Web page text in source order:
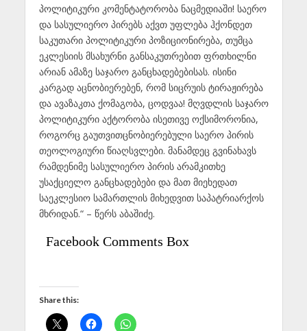
პოლიტიკური კომენტატორობა ნაცმედიაში! საერო
და სასულიერო პირებს აქვთ უფლება ჰქონდეთ
საკუთარი პოლიტიკური პოზიციონირება, თუმცა
ეკლესიის მსახურნი განსაკუთრებით ფრთხილნი
არიან ამაზე საჯარო განცხადებებისას. ისინი
კარგად აცნობიერებენ, რომ სიცრუის ტირაჟირება
და ავაზაკთა ქომაგობა, ცოდვაა! მღვდლის საჯარო
პოლიტიკური აქტორობა ისეთივე ოქსიმორონია,
როგორც გაუთვითცნობიერებული საერო პირის
თეოლოგიური წიაღსვლები. მანამდეც გვინახავს
რამდენიმე სასულიერო პირის არამკითხე
უსაქციელო განცხადებები და მათ მიეხედათ
საეკლესიო სამართლის მიხედვით საპატრიარქოს
მხრიდან.“ – წერს აბაშიძე.
Facebook Comments Box
Share this: